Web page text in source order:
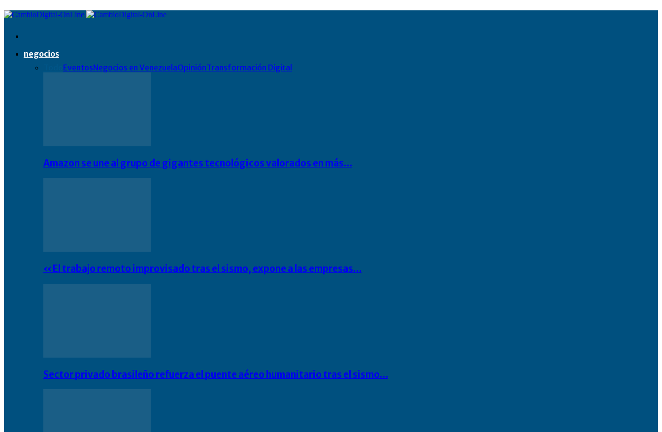
negocios
EventosNegocios en VenezuelaOpiniónTransformación Digital
Amazon se une al grupo de gigantes tecnológicos valorados en más…
«El trabajo remoto improvisado tras el sismo, expone a las empresas…
Sector privado brasileño refuerza el puente aéreo humanitario tras el sismo…